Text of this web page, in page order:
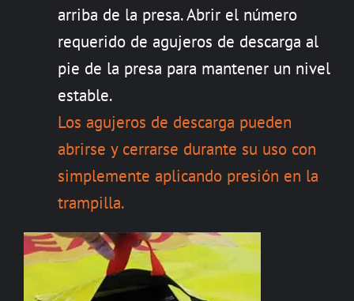
arriba de la presa. Abrir el número
requerido de agujeros de descarga al
pie de la presa para mantener un nivel
estable.
Los agujeros de descarga pueden
abrirse y cerrarse durante su uso con
simplemente aplicando presión en la
trampilla.